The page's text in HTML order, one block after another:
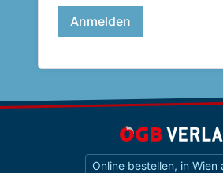
Online bestellen, in Wien